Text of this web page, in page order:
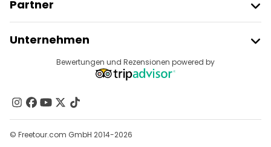
Partner
Anbieter-Anmeldung
Affiliate-Programm
Unternehmen
Reiseziele
Kontakt
Gruppen
Hilfe
Bewertungen und Rezensionen powered by
© Freetour.com GmbH 2014-2026